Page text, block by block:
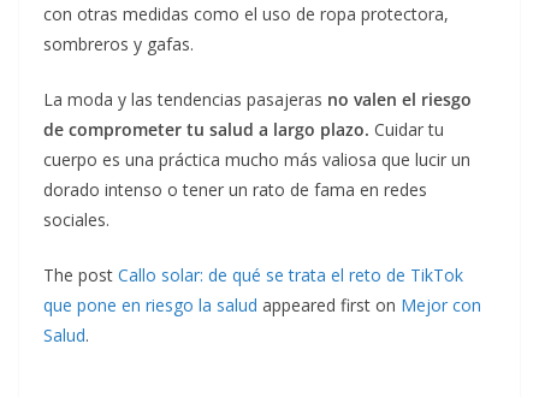
con otras medidas como el uso de ropa protectora,
sombreros y gafas.
La moda y las tendencias pasajeras no valen el riesgo
de comprometer tu salud a largo plazo. Cuidar tu
cuerpo es una práctica mucho más valiosa que lucir un
dorado intenso o tener un rato de fama en redes
sociales.
The post Callo solar: de qué se trata el reto de TikTok
que pone en riesgo la salud appeared first on Mejor con
Salud.